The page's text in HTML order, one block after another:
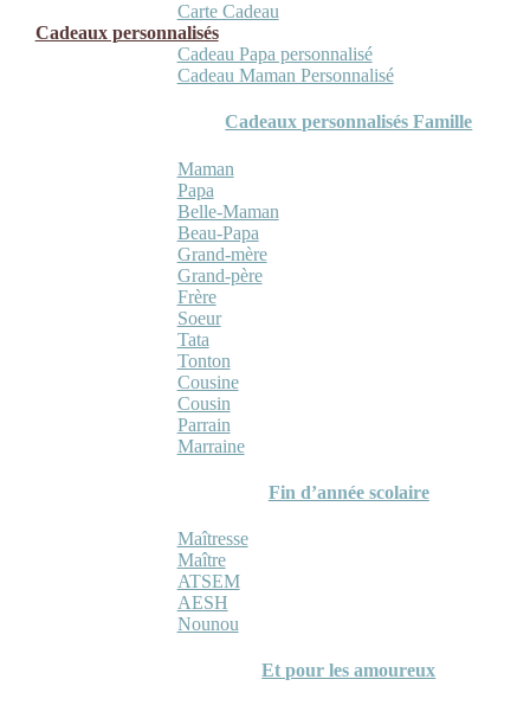
Carte Cadeau
Cadeaux personnalisés
Cadeau Papa personnalisé
Cadeau Maman Personnalisé
Cadeaux personnalisés Famille
Maman
Papa
Belle-Maman
Beau-Papa
Grand-mère
Grand-père
Frère
Soeur
Tata
Tonton
Cousine
Cousin
Parrain
Marraine
Fin d’année scolaire
Maîtresse
Maître
ATSEM
AESH
Nounou
Et pour les amoureux